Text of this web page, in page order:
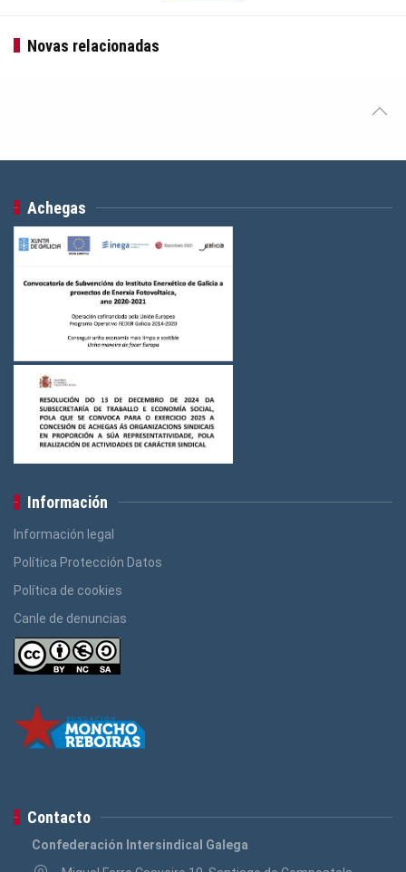
Novas relacionadas
Achegas
Información
Información legal
Política Protección Datos
Política de cookies
Canle de denuncias
Contacto
Confederación Intersindical Galega